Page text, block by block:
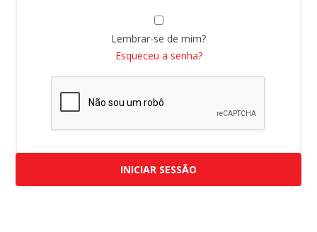
Lembrar-se de mim?
Esqueceu a senha?
INICIAR SESSÃO